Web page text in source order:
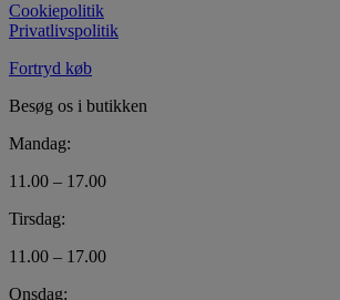
Cookiepolitik
Privatlivspolitik
Fortryd køb
Besøg os i butikken
Mandag:
11.00 – 17.00
Tirsdag:
11.00 – 17.00
Onsdag: